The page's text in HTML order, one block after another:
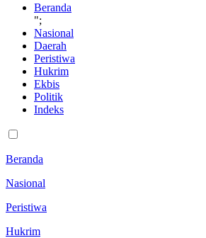
Beranda
";
Nasional
Daerah
Peristiwa
Hukrim
Ekbis
Politik
Indeks
Beranda
Nasional
Peristiwa
Hukrim